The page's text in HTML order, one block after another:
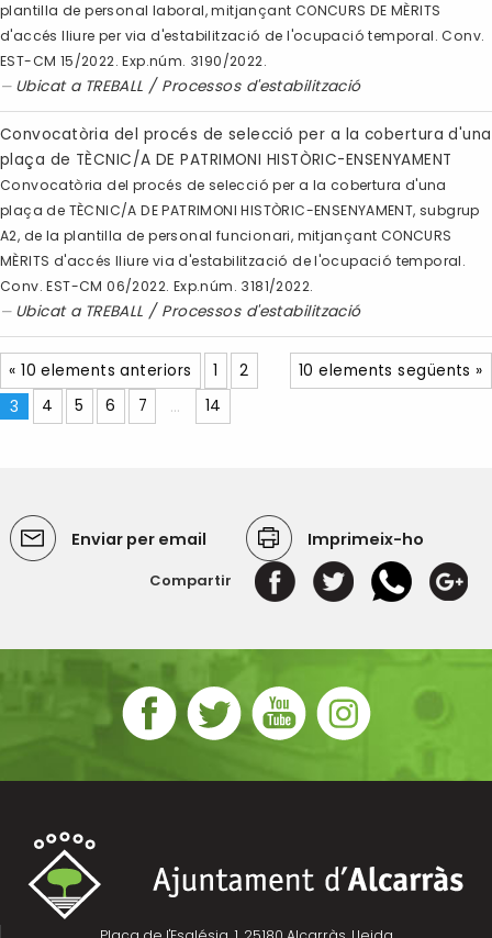
plantilla de personal laboral, mitjançant CONCURS DE MÈRITS
d'accés lliure per via d'estabilització de l'ocupació temporal. Conv.
EST-CM 15/2022. Exp.núm. 3190/2022.
Ubicat a TREBALL / Processos d'estabilització
Convocatòria del procés de selecció per a la cobertura d'una
plaça de TÈCNIC/A DE PATRIMONI HISTÒRIC-ENSENYAMENT
Convocatòria del procés de selecció per a la cobertura d'una
plaça de TÈCNIC/A DE PATRIMONI HISTÒRIC-ENSENYAMENT, subgrup
A2, de la plantilla de personal funcionari, mitjançant CONCURS
MÈRITS d'accés lliure via d'estabilització de l'ocupació temporal.
Conv. EST-CM 06/2022. Exp.núm. 3181/2022.
Ubicat a TREBALL / Processos d'estabilització
« 10 elements anteriors 10 elements següents »
1
2
3
4 5 6 7 ... 14
Enviar per email Imprimeix-ho
Compartir